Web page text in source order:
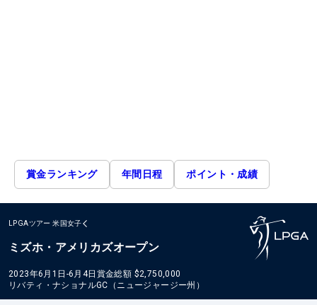
賞金ランキング 年間日程 ポイント・成績
LPGAツアー 米国女子
ミズホ・アメリカズオープン
2023年6月1日-6月4日 賞金総額 $2,750,000
リバティ・ナショナルGC（ニュージャージー州）